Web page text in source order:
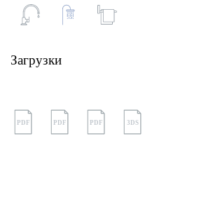
Загрузки
PDF PDF PDF 3DS